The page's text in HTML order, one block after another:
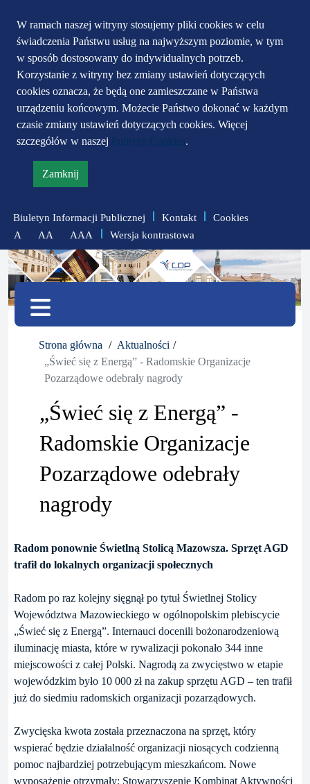
W ramach naszej witryny stosujemy pliki cookies w celu
świadczenia Państwu usług na najwyższym poziomie, w tym
w sposób dostosowany do indywidualnych potrzeb.
Korzystanie z witryny bez zmiany ustawień dotyczących
cookies oznacza, że będą one zamieszczane w Państwa
urządzeniu końcowym. Możecie Państwo dokonać w każdym
czasie zmiany ustawień dotyczących cookies. Więcej
szczegółów w naszej
.
Zamknij
informację
polityce
prywatności
Przejdź do głównego
menu
Przejdź do treści
Przejdź do mapy
serwisu
Biuletyn Informacji Publicznej Kontakt
Cookies
A
zmniejsz
czcionkę
AA
zresetuj
AAA
zwiększ
czcionkę
Wersja kontrastowa
Menu
Strona główna
Aktualności
„Świeć się z Energą” - Radomskie Organizacje
Pozarządowe odebrały nagrody
„Świeć się z Energą” -
Radomskie Organizacje
Pozarządowe odebrały
nagrody
Radom ponownie Świetlną Stolicą Mazowsza. Sprzęt AGD
trafił do lokalnych organizacji społecznych
Radom po raz kolejny sięgnął po tytuł Świetlnej Stolicy
Województwa Mazowieckiego w ogólnopolskim plebiscycie
„Świeć się z Energą”. Internauci docenili bożonarodzeniową
iluminację miasta, które w rywalizacji pokonało 344 inne
miejscowości z całej Polski. Nagrodą za zwycięstwo w etapie
wojewódzkim było 10 000 zł na zakup sprzętu AGD – ten trafił
już do siedmiu radomskich organizacji pozarządowych.
Zwycięska kwota została przeznaczona na sprzęt, który
wspierać będzie działalność organizacji niosących codzienną
pomoc najbardziej potrzebującym mieszkańcom. Nowe
wyposażenie otrzymały: Stowarzyszenie Kombinat Aktywności